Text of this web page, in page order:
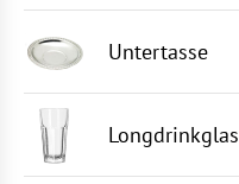
Untertasse
Longdrinkglas